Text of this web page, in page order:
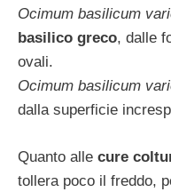
Ocimum basilicum
basilico greco, dalle
ovali.
Ocimum basilicum
dalla superficie
Quanto alle cure
tollera poco il freddo,